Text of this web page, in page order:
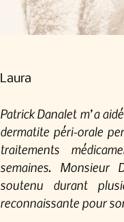
Laura
Patrick Danalet m’a
dermatite péri-orale
traitements
semaines. Monsieur
soutenu durant
reconnaissante pour